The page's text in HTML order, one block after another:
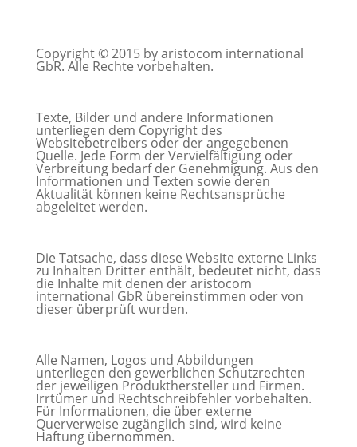
Copyright © 2015 by aristocom international
GbR. Alle Rechte vorbehalten.
Texte, Bilder und andere Informationen
unterliegen dem Copyright des
Websitebetreibers oder der angegebenen
Quelle. Jede Form der Vervielfältigung oder
Verbreitung bedarf der Genehmigung. Aus den
Informationen und Texten sowie deren
Aktualität können keine Rechtsansprüche
abgeleitet werden.
Die Tatsache, dass diese Website externe Links
zu Inhalten Dritter enthält, bedeutet nicht, dass
die Inhalte mit denen der aristocom
international GbR übereinstimmen oder von
dieser überprüft wurden.
Alle Namen, Logos und Abbildungen
unterliegen den gewerblichen Schutzrechten
der jeweiligen Produkthersteller und Firmen.
Irrtümer und Rechtschreibfehler vorbehalten.
Für Informationen, die über externe
Querverweise zugänglich sind, wird keine
Haftung übernommen.